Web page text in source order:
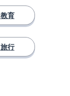
教育
旅行